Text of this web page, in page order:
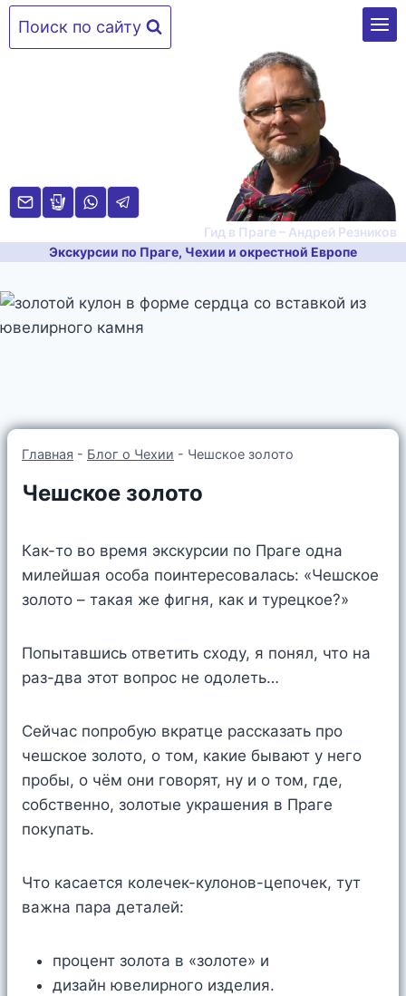
Перейти
Поиск по сайту
Гид в Праге – Андрей Резников
Экскурсии по Праге, Чехии и окрестной Европе
Главная - Блог о Чехии - Чешское золото
Чешское золото
Как-то во время экскурсии по Праге одна
милейшая особа поинтересовалась: «Чешское
золото – такая же фигня, как и турецкое?»
Попытавшись ответить сходу, я понял, что на
раз-два этот вопрос не одолеть…
Сейчас попробую вкратце рассказать про
чешское золото, о том, какие бывают у него
пробы, о чём они говорят, ну и о том, где,
собственно, золотые украшения в Праге
покупать.
Что касается колечек-кулонов-цепочек, тут
важна пара деталей:
процент золота в «золоте» и
дизайн ювелирного изделия.